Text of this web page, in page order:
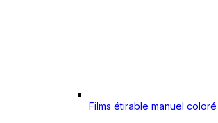
Films étirable manuel